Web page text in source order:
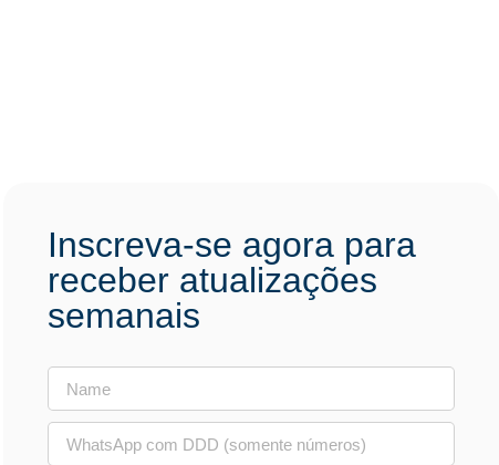
Inscreva-se agora para
receber atualizações
semanais